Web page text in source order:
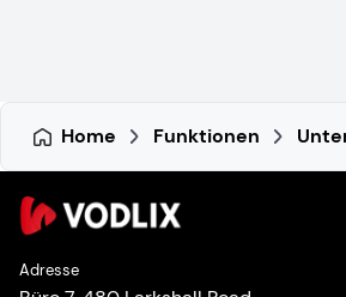
Home Funktionen
Adresse